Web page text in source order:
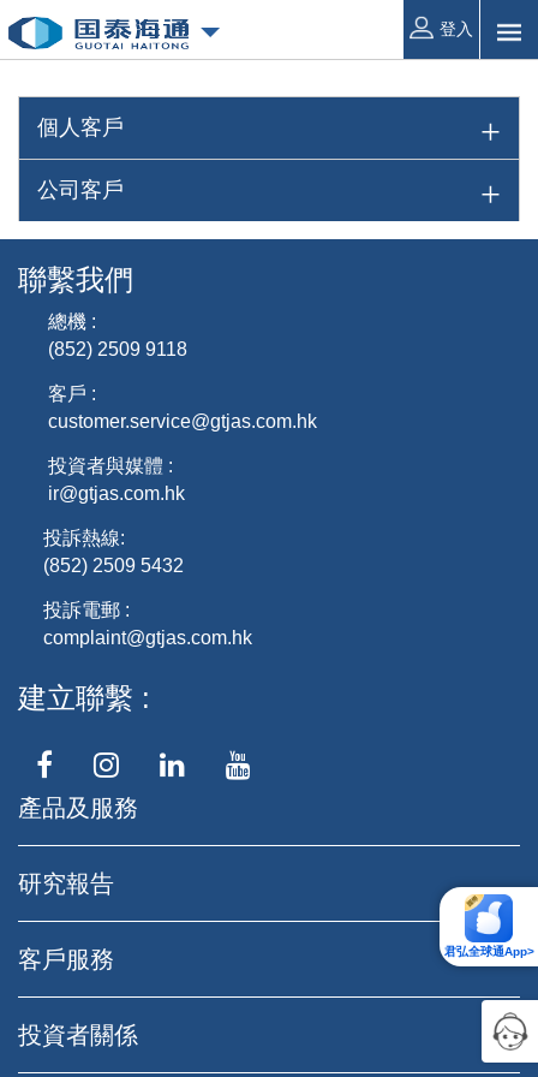
登入
個人客戶
公司客戶
君弘全球通App>
聯繫我們
總機 :
(852) 2509 9118
客戶 :
customer.service@gtjas.com.hk
投資者與媒體 :
ir@gtjas.com.hk
投訴熱線:
(852) 2509 5432
投訴電郵 :
complaint@gtjas.com.hk
建立聯繫
產品及服務
研究報告
客戶服務
投資者關係